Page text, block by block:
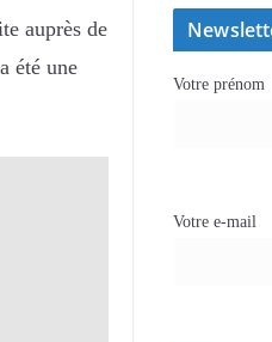
auprès de
été une
Votre prénom
Votre e-mail